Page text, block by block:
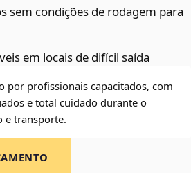
sem condições de rodagem para
em locais de difícil saída
por profissionais capacitados, com
e total cuidado durante o
e transporte.